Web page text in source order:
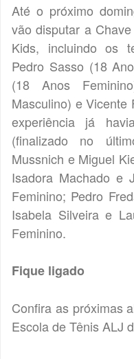
Até o próximo
vão disputar a
Kids, incluindo os
Pedro Sasso (18
(18 Anos
Masculino) e Vicente
experiência já
(finalizado no
Mussnich e Miguel
Isadora Machado e
Feminino; Pedro
Isabela Silveira e
Feminino.
Fique ligado
Confira as próximas
Escola de Tênis ALJ